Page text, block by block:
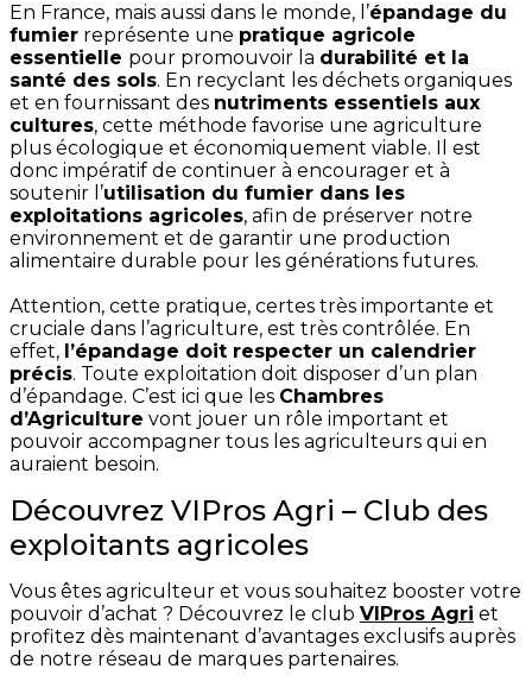
En France, mais aussi dans le monde, l’épandage du
fumier représente une pratique agricole
essentielle pour promouvoir la durabilité et la
santé des sols. En recyclant les déchets organiques
et en fournissant des nutriments essentiels aux
cultures, cette méthode favorise une agriculture
plus écologique et économiquement viable. Il est
donc impératif de continuer à encourager et à
soutenir l’utilisation du fumier dans les
exploitations agricoles, afin de préserver notre
environnement et de garantir une production
alimentaire durable pour les générations futures.
Attention, cette pratique, certes très importante et
cruciale dans l’agriculture, est très contrôlée. En
effet, l’épandage doit respecter un calendrier
précis. Toute exploitation doit disposer d’un plan
d’épandage. C’est ici que les Chambres
d’Agriculture vont jouer un rôle important et
pouvoir accompagner tous les agriculteurs qui en
auraient besoin.
Découvrez VIPros Agri – Club des
exploitants agricoles
Vous êtes agriculteur et vous souhaitez booster votre
pouvoir d’achat ? Découvrez le club VIPros Agri et
profitez dès maintenant d’avantages exclusifs auprès
de notre réseau de marques partenaires.